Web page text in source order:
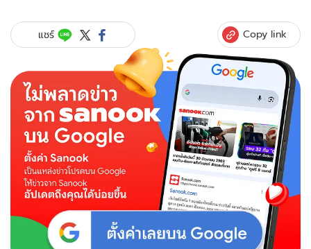
แชร์ Copy link